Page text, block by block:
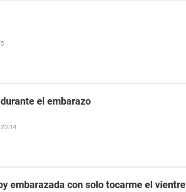
el embarazo
embarazada con solo tocarme el vientre